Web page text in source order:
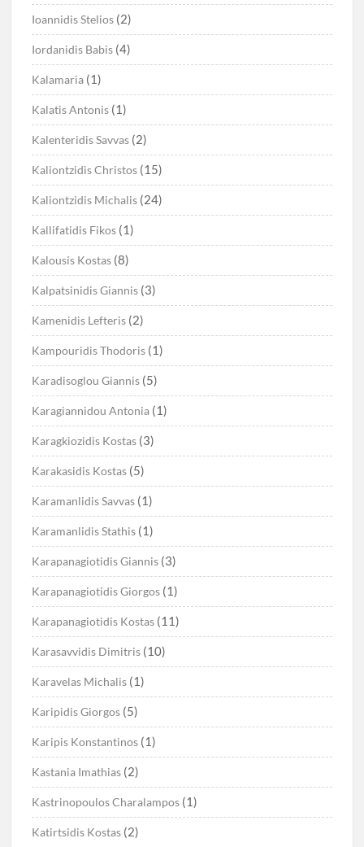
Ioannidis Stelios (2)
Iordanidis Babis (4)
Kalamaria (1)
Kalatis Antonis (1)
Kalenteridis Savvas (2)
Kaliontzidis Christos (15)
Kaliontzidis Michalis (24)
Kallifatidis Fikos (1)
Kalousis Kostas (8)
Kalpatsinidis Giannis (3)
Kamenidis Lefteris (2)
Kampouridis Thodoris (1)
Karadisoglou Giannis (5)
Karagiannidou Antonia (1)
Karagkiozidis Kostas (3)
Karakasidis Kostas (5)
Karamanlidis Savvas (1)
Karamanlidis Stathis (1)
Karapanagiotidis Giannis (3)
Karapanagiotidis Giorgos (1)
Karapanagiotidis Kostas (11)
Karasavvidis Dimitris (10)
Karavelas Michalis (1)
Karipidis Giorgos (5)
Karipis Konstantinos (1)
Kastania Imathias (2)
Kastrinopoulos Charalampos (1)
Katirtsidis Kostas (2)